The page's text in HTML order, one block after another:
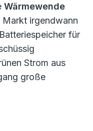
Wärmewende
irgendwann
für
Strom aus
große